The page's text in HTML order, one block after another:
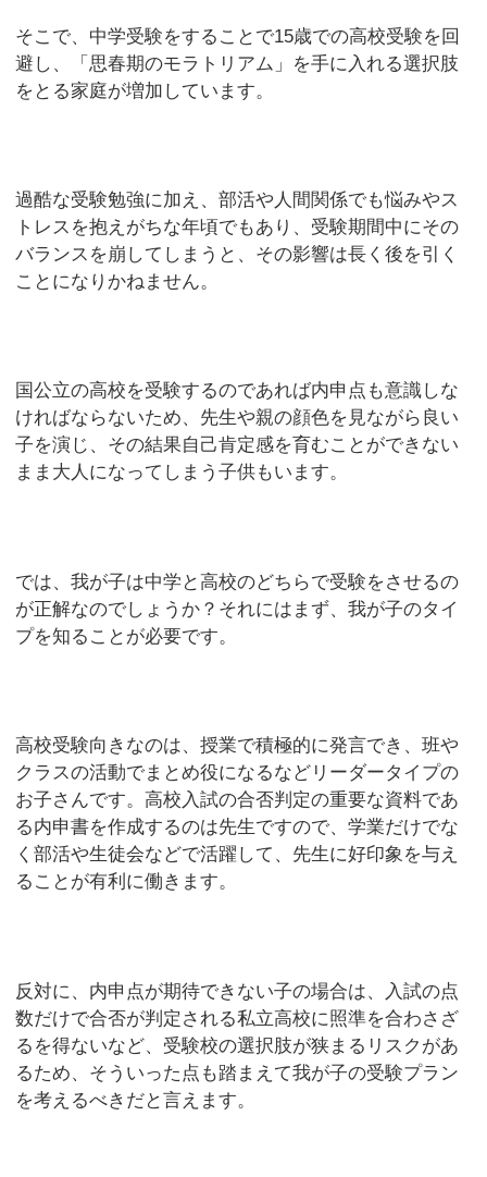
そこで、中学受験をすることで15歳での高校受験を回
避し、「思春期のモラトリアム」を手に入れる選択肢
をとる家庭が増加しています。
過酷な受験勉強に加え、部活や人間関係でも悩みやス
トレスを抱えがちな年頃でもあり、受験期間中にその
バランスを崩してしまうと、その影響は長く後を引く
ことになりかねません。
国公立の高校を受験するのであれば内申点も意識しな
ければならないため、先生や親の顔色を見ながら良い
子を演じ、その結果自己肯定感を育むことができない
まま大人になってしまう子供もいます。
では、我が子は中学と高校のどちらで受験をさせるの
が正解なのでしょうか？それにはまず、我が子のタイ
プを知ることが必要です。
高校受験向きなのは、授業で積極的に発言でき、班や
クラスの活動でまとめ役になるなどリーダータイプの
お子さんです。高校入試の合否判定の重要な資料であ
る内申書を作成するのは先生ですので、学業だけでな
く部活や生徒会などで活躍して、先生に好印象を与え
ることが有利に働きます。
反対に、内申点が期待できない子の場合は、入試の点
数だけで合否が判定される私立高校に照準を合わさざ
るを得ないなど、受験校の選択肢が狭まるリスクがあ
るため、そういった点も踏まえて我が子の受験プラン
を考えるべきだと言えます。